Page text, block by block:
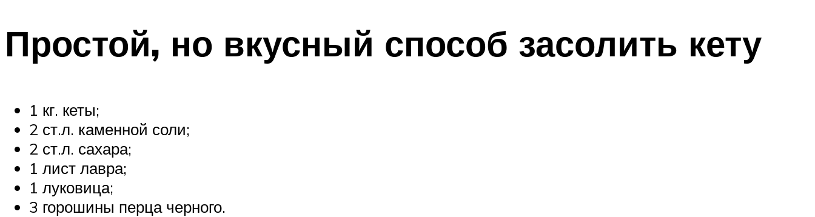
Простой, но вкусный способ засолить кету
1 кг. кеты;
2 ст.л. каменной соли;
2 ст.л. сахара;
1 лист лавра;
1 луковица;
3 горошины перца черного.